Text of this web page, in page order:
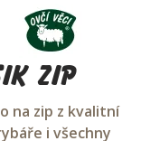
ZIP
na zip z kvalitní
i všechny